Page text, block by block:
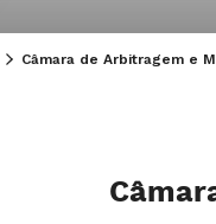
Câmara de Arbitragem e